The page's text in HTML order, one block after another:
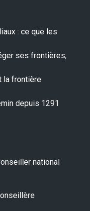
: ce que les
ses frontières,
la frontière
depuis 1291
national